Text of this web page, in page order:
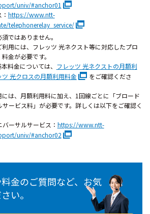
univ/#anchor01
https://www.ntt-
telephonerelay_service/
ではありません。
用には、フレッツ 光ネクスト等に対応したプロ
金が必要です。
料金については、 フレッツ 光ネクストの月額利
ツ 光クロスの月額利用料金
をご確認くださ
は、月額利用料に加え、1回線ごとに「ブロード
ービス料」が必要です。詳しくは以下をご確認く
ーサルサービス： https://www.ntt-
univ/#anchor02
金のご質問など、お気
い。